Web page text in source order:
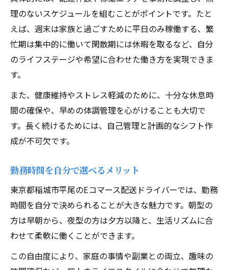
理のないスケジュールを組むことがポイントです。たと
えば、週末は家族と過ごすために平日のみ稼働する、繁
忙期は集中的に働いて閑散期には休暇を取るなど、自分
のライフステージや希望に合わせた働き方を実現できま
す。
また、健康維持やストレス軽減のために、十分な休息時
間の確保や、早めの体調管理を心がけることも大切で
す。長く続けるためには、自己管理と計画的なシフト作
成が不可欠です。
勤務時間を自分で選べるメリット
東京都稲城市平尾のEコマース配送ドライバーでは、勤務
時間を自分で決められることが大きな魅力です。朝型の
方は早朝から、夜型の方は夕方以降と、生活リズムに合
わせて柔軟に働くことができます。
この自由度により、家庭の事情や副業との両立、趣味の